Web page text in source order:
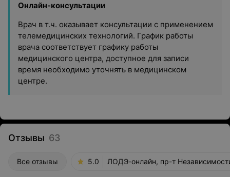
Онлайн-консультации
Врач в т.ч. оказывает консультации с применением
телемедицинских технологий. График работы
врача соответствует графику работы
медицинского центра, доступное для записи
время необходимо уточнять в медицинском
центре.
Отзывы 63
Все отзывы 5.0 ЛОДЭ-онлайн, пр-т